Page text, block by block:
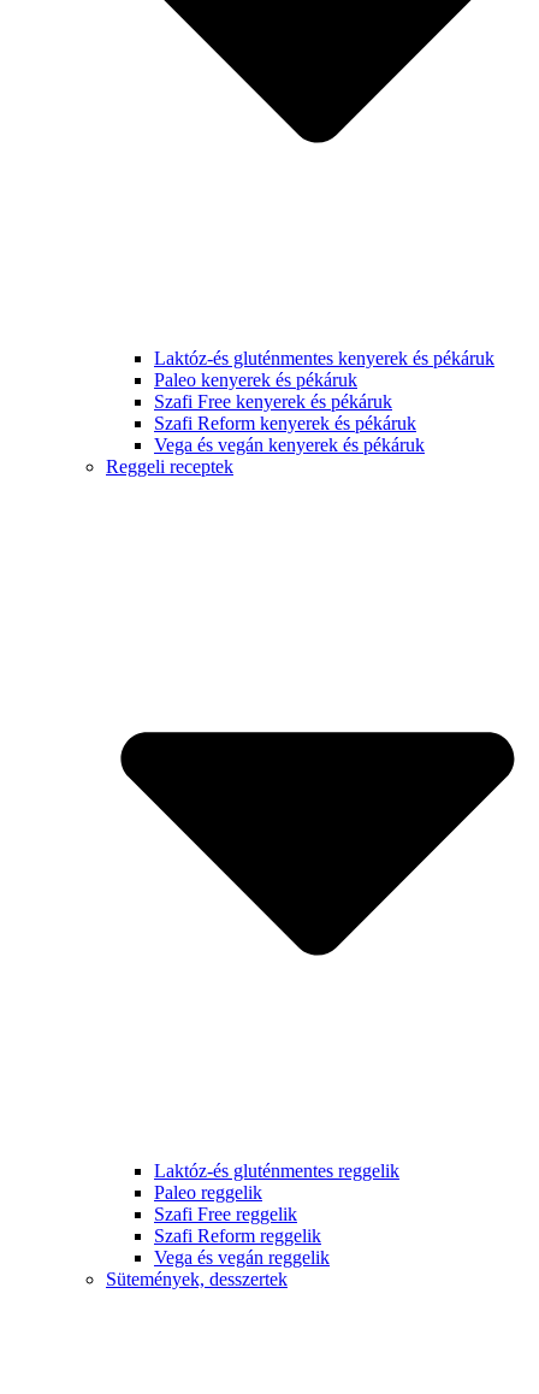
Laktóz-és gluténmentes kenyerek és pékáruk
Paleo kenyerek és pékáruk
Szafi Free kenyerek és pékáruk
Szafi Reform kenyerek és pékáruk
Vega és vegán kenyerek és pékáruk
Reggeli receptek
Laktóz-és gluténmentes reggelik
Paleo reggelik
Szafi Free reggelik
Szafi Reform reggelik
Vega és vegán reggelik
Sütemények, desszertek